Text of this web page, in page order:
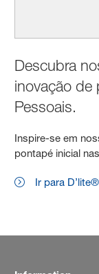
Descubra
inovação
Pessoais.
Inspire-se em
pontapé inicial
Ir para D’lite®